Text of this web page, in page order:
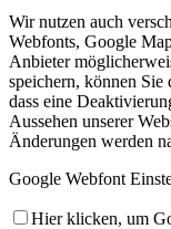
Wir nutzen auch
Webfonts, Google
Anbieter
speichern, können Sie
dass eine
Aussehen unserer
Änderungen werden
Google Webfont
Hier klicken, um